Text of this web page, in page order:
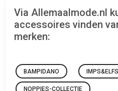
Via Allemaalmode.nl
accessoires vinden
merken:
BAMPIDANO IMPS&ELFS
NOPPIES-COLLECTIE